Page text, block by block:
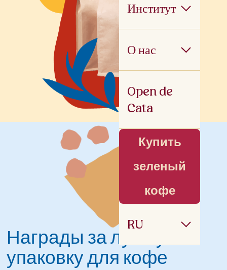
Институт
О нас
Open de
Cata
Купить
зеленый
кофе
RU
Награды за лучшую
упаковку для кофе